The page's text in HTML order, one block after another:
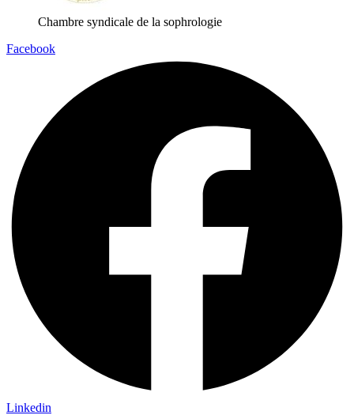
Chambre syndicale de la sophrologie
Facebook
Linkedin